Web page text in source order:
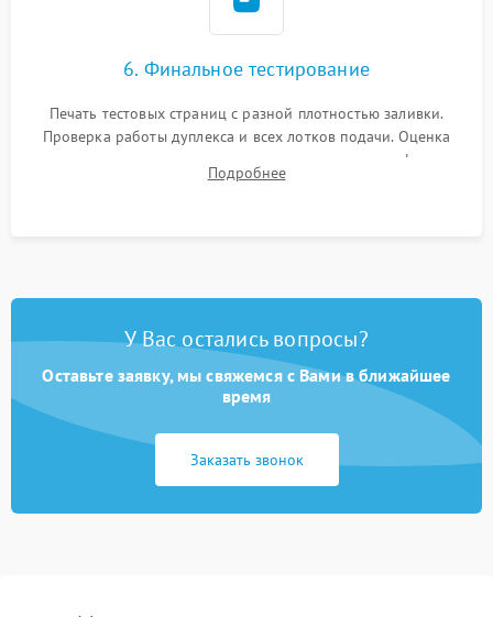
6. Финальное тестирование
Печать тестовых страниц с разной плотностью заливки.
Проверка работы дуплекса и всех лотков подачи. Оценка
качества запекания тонера и полное отсутствие дефектов
изображения перед выдачей готового устройства.
Подробнее
У Вас остались вопросы?
Оставьте заявку, мы свяжемся с Вами в ближайшее
время
Заказать звонок